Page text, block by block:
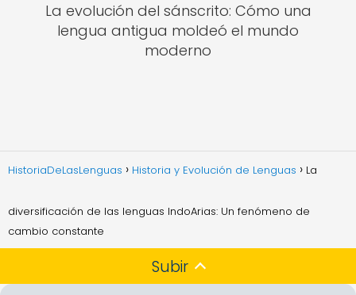
La evolución del sánscrito: Cómo una
lengua antigua moldeó el mundo
moderno
HistoriaDeLasLenguas Historia y Evolución de Lenguas La
diversificación de las lenguas IndoArias: Un fenómeno de
cambio constante
Subir